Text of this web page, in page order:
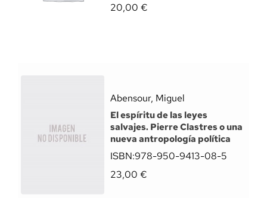
20,00 €
Abensour, Miguel
El espíritu de las leyes
salvajes. Pierre Clastres o una
nueva antropología política
ISBN:978-950-9413-08-5
23,00 €